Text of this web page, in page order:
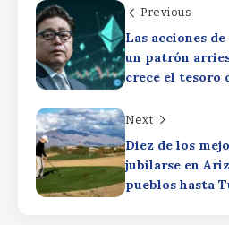
Previous
Las acciones
un patrón
crece el tesoro
Next
Diez de los
jubilarse en
pueblos hasta
By
EU to revise MiCA rules in
stablecoin pushEU to revise
amid US stablecoin pushEU
2027 amid US stablecoin
ByRafael Martín F.
El Ibex 35 y sus
dispararse hasta
Ibex 35 y sus dos
dispararse hasta
Ibex 35 y sus dos